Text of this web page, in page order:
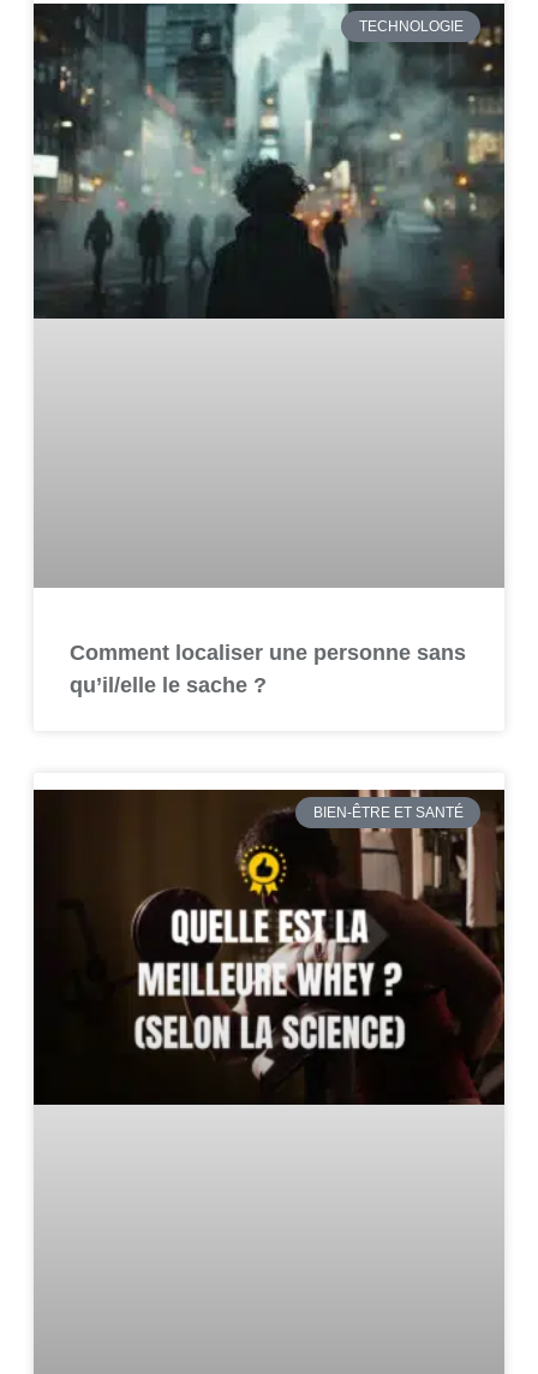
TECHNOLOGIE
Comment localiser une personne sans
qu’il/elle le sache ?
BIEN-ÊTRE ET SANTÉ